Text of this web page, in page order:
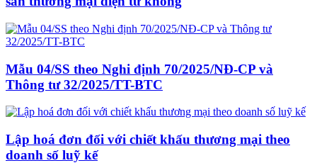
Mẫu 04/SS theo Nghi định 70/2025/NĐ-CP và
Thông tư 32/2025/TT-BTC
Lập hoá đơn đối với chiết khấu thương mại theo
doanh số luỹ kế